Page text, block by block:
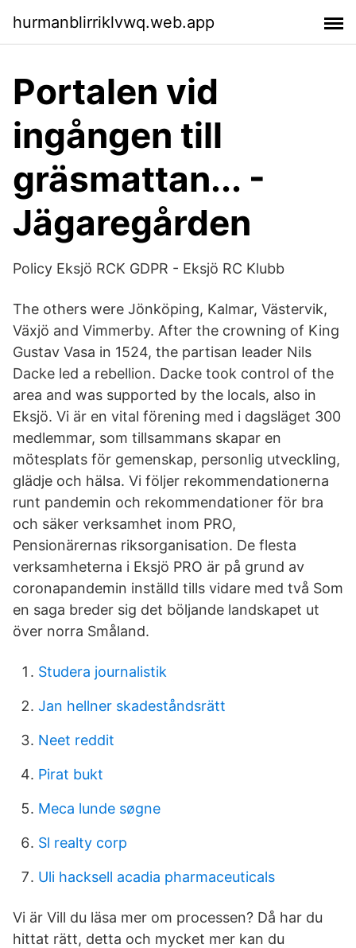
hurmanblirriklvwq.web.app
Portalen vid
ingången till
gräsmattan... -
Jägaregården
Policy Eksjö RCK GDPR - Eksjö RC Klubb
The others were Jönköping, Kalmar, Västervik,
Växjö and Vimmerby. After the crowning of King
Gustav Vasa in 1524, the partisan leader Nils
Dacke led a rebellion. Dacke took control of the
area and was supported by the locals, also in
Eksjö. Vi är en vital förening med i dagsläget 300
medlemmar, som tillsammans skapar en
mötesplats för gemenskap, personlig utveckling,
glädje och hälsa. Vi följer rekommendationerna
runt pandemin och rekommendationer för bra
och säker verksamhet inom PRO,
Pensionärernas riksorganisation. De flesta
verksamheterna i Eksjö PRO är på grund av
coronapandemin inställd tills vidare med två Som
en saga breder sig det böljande landskapet ut
över norra Småland.
Studera journalistik
Jan hellner skadeståndsrätt
Neet reddit
Pirat bukt
Meca lunde søgne
Sl realty corp
Uli hacksell acadia pharmaceuticals
Vi är Vill du läsa mer om processen? Då har du
hittat rätt, detta och mycket mer kan du